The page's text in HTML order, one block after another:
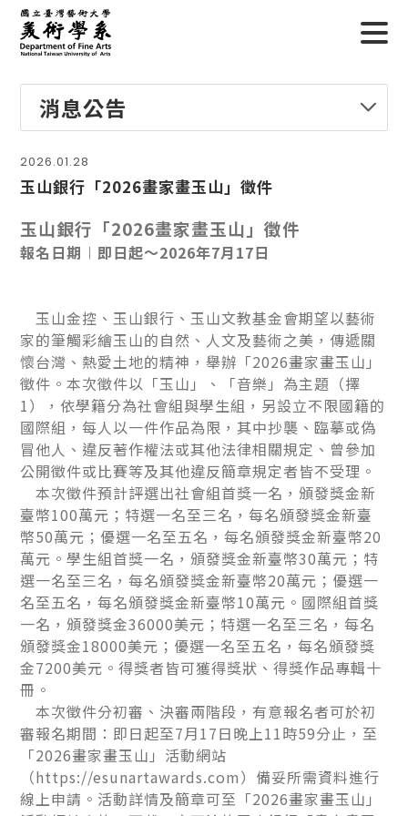
消息公告
2026.01.28
玉山銀行「2026畫家畫玉山」徵件
玉山銀行「2026畫家畫玉山」徵件
報名日期︱即日起～2026年7月17日
玉山金控、玉山銀行、玉山文教基金會期望以藝術
家的筆觸彩繪玉山的自然、人文及藝術之美，傳遞關
懷台灣、熱愛土地的精神，舉辦「2026畫家畫玉山」
徵件。本次徵件以「玉山」、「音樂」為主題（擇
1），依學籍分為社會組與學生組，另設立不限國籍的
國際組，每人以一件作品為限，其中抄襲、臨摹或偽
冒他人、違反著作權法或其他法律相關規定、曾參加
公開徵件或比賽等及其他違反簡章規定者皆不受理。
本次徵件預計評選出社會組首獎一名，頒發獎金新
臺幣100萬元；特選一名至三名，每名頒發獎金新臺
幣50萬元；優選一名至五名，每名頒發獎金新臺幣20
萬元。學生組首獎一名，頒發獎金新臺幣30萬元；特
選一名至三名，每名頒發獎金新臺幣20萬元；優選一
名至五名，每名頒發獎金新臺幣10萬元。國際組首獎
一名，頒發獎金36000美元；特選一名至三名，每名
頒發獎金18000美元；優選一名至五名，每名頒發獎
金7200美元。得獎者皆可獲得獎狀、得獎作品專輯十
冊。
本次徵件分初審、決審兩階段，有意報名者可於初
審報名期間：即日起至7月17日晚上11時59分止，至
「2026畫家畫玉山」活動網站
（https://esunartawards.com）備妥所需資料進行
線上申請。活動詳情及簡章可至「2026畫家畫玉山」